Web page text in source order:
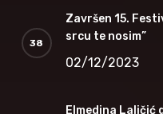
Završen 15.
srcu te nosim”
02/12/2023
Elmedina Laličić